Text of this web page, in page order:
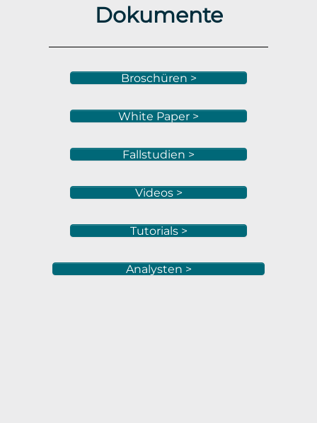
Dokumente
Broschüren >
White Paper >
Fallstudien >
Videos >
Tutorials >
Analysten >